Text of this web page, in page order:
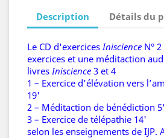
Description Détails du
Le CD d'exercicesIniscience N°
exercices et une méditaction
livresIniscience 3 et 4
1 – Exercice d’élévation vers
19'
2 – Méditaction de bénédiction 5'
3 – Exercice de télépathie 14'
selon les enseignements de IJP.